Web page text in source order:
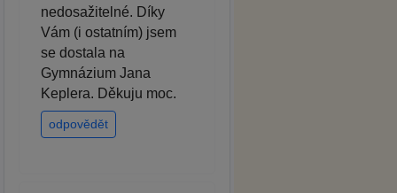
nedosažitelné. Díky
Vám (i ostatním) jsem
se dostala na
Gymnázium Jana
Keplera. Děkuju moc.
odpovědět